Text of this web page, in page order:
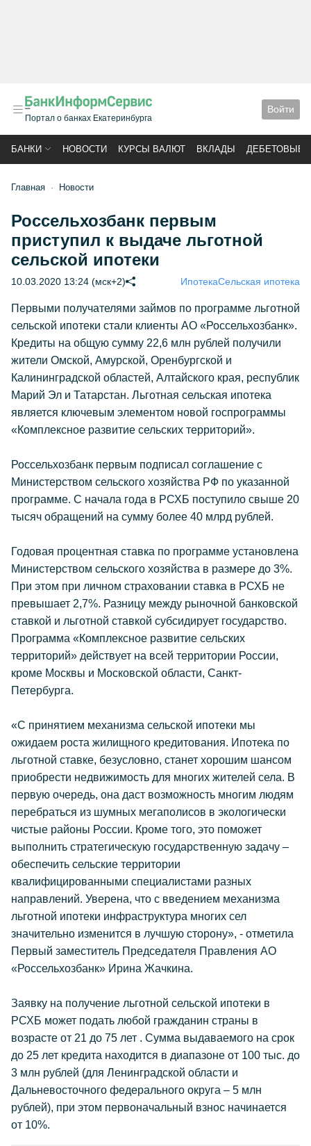
Портал о банках Екатеринбурга
Войти
БАНКИ НОВОСТИ КУРСЫ ВАЛЮТ ВКЛАДЫ ДЕБЕТОВЫЕ
Главная Новости
Россельхозбанк первым
приступил к выдаче льготной
сельской ипотеки
10.03.2020 13:24 (мск+2) ИпотекаСельская ипотека
Первыми получателями займов по программе льготной
сельской ипотеки стали клиенты АО «Россельхозбанк».
Кредиты на общую сумму 22,6 млн рублей получили
жители Омской, Амурской, Оренбургской и
Калининградской областей, Алтайского края, республик
Марий Эл и Татарстан. Льготная сельская ипотека
является ключевым элементом новой госпрограммы
«Комплексное развитие сельских территорий».
Россельхозбанк первым подписал соглашение с
Министерством сельского хозяйства РФ по указанной
программе. С начала года в РСХБ поступило свыше 20
тысяч обращений на сумму более 40 млрд рублей.
Годовая процентная ставка по программе установлена
Министерством сельского хозяйства в размере до 3%.
При этом при личном страховании ставка в РСХБ не
превышает 2,7%. Разницу между рыночной банковской
ставкой и льготной ставкой субсидирует государство.
Программа «Комплексное развитие сельских
территорий» действует на всей территории России,
кроме Москвы и Московской области, Санкт-
Петербурга.
«С принятием механизма сельской ипотеки мы
ожидаем роста жилищного кредитования. Ипотека по
льготной ставке, безусловно, станет хорошим шансом
приобрести недвижимость для многих жителей села. В
первую очередь, она даст возможность многим людям
перебраться из шумных мегаполисов в экологически
чистые районы России. Кроме того, это поможет
выполнить стратегическую государственную задачу –
обеспечить сельские территории
квалифицированными специалистами разных
направлений. Уверена, что с введением механизма
льготной ипотеки инфраструктура многих сел
значительно изменится в лучшую сторону», - отметила
Первый заместитель Председателя Правления АО
«Россельхозбанк» Ирина Жачкина.
Заявку на получение льготной сельской ипотеки в
РСХБ может подать любой гражданин страны в
возрасте от 21 до 75 лет . Сумма выдаваемого на срок
до 25 лет кредита находится в диапазоне от 100 тыс. до
3 млн рублей (для Ленинградской области и
Дальневосточного федерального округа – 5 млн
рублей), при этом первоначальный взнос начинается
от 10%.